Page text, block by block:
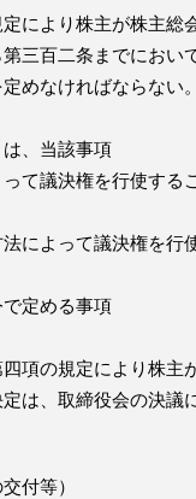
により株主が株主総
三百二条までにおい
めなければならない。
、当該事項
て議決権を行使する
によって議決権を行
定める事項
項の規定により株主
は、取締役会の決議
付等）